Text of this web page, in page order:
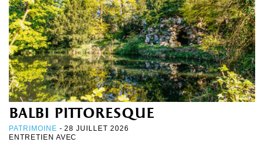
PORTFOLIOS
HISTOIRE(S)
LES +
ABONNEMENT GRATUIT AU MAGAZINE
balbi pittoresque
PATRIMOINE - 28 JUILLET 2026
ENTRETIEN AVEC